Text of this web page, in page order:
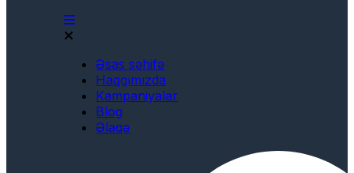
Əsas səhifə
Haqqımızda
Kampaniyalar
Blog
Əlaqə